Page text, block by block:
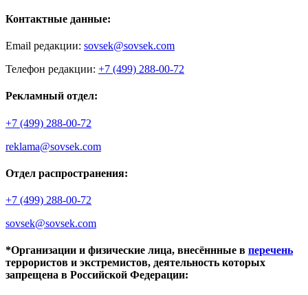
Контактные данные:
Email редакции: sovsek@sovsek.com
Телефон редакции: +7 (499) 288-00-72
Рекламный отдел:
+7 (499) 288-00-72
reklama@sovsek.com
Отдел распространения:
+7 (499) 288-00-72
sovsek@sovsek.com
*Организации и физические лица, внесённные в перечень
террористов и экстремистов, деятельность которых
запрещена в Российской Федерации: